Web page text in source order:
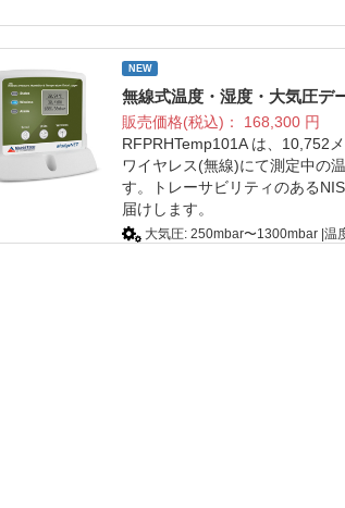
NEW
無線式温度・湿度・大気圧デ
販売価格(税込)： 168,300 円
RFPRHTemp101A は、10,752
ワイヤレス(無線)にて測定中の
す。トレーサビリティのある
届けします。
大気圧: 250mbar〜1300mbar |